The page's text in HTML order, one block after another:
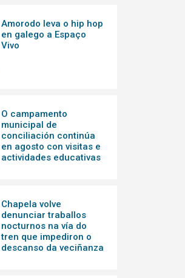
Amorodo leva o hip hop
en galego a Espaço
Vivo
O campamento
municipal de
conciliación continúa
en agosto con visitas e
actividades educativas
Chapela volve
denunciar traballos
nocturnos na vía do
tren que impediron o
descanso da veciñanza